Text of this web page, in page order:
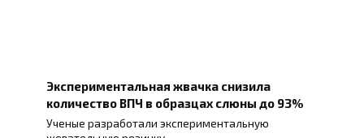
Экспериментальная жвачка снизила
количество ВПЧ в образцах слюны до 93%
Ученые разработали экспериментальную